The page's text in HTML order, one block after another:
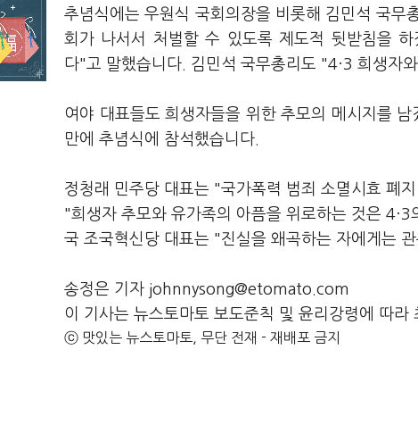
추념식에는우원식 국회의장을 비롯해 김민석 국무
회가 나서서 처벌할 수 있도록 제도적 뒷받침을
다"고 말했습니다. 김민석 국무총리도 "4·3 희생자
여야 대표들도 희생자들을 위한 추모의 메시지를
만에 추념식에 참석했습니다.
정청래 민주당 대표는 "국가폭력 범죄 소멸시효 폐
"희생자 추모와 유가족의 아픔을 위로하는 것은
국 조국혁신당 대표는 "진실을 왜곡하는 자에게는
송정은 기자 johnnysong@etomato.com
이 기사는 뉴스토마토 보도준칙 및 윤리강령에 따라
ⓒ 맛있는 뉴스토마토, 무단 전재 - 재배포 금지